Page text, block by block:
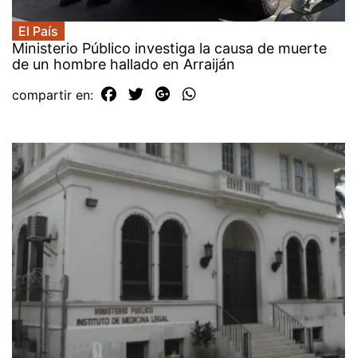
El País
Ministerio Público investiga la causa de muerte
de un hombre hallado en Arraiján
compartir en: